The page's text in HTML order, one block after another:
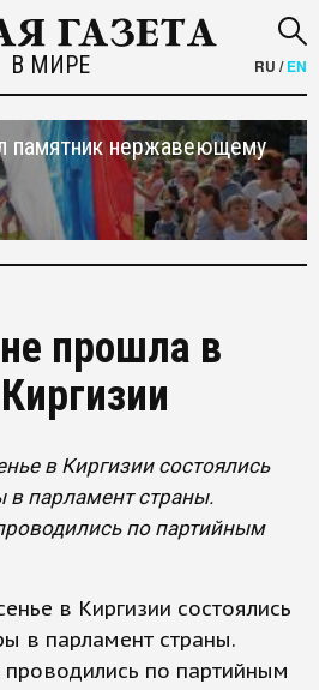
В МИРЕ RU /EN
памятник нержавеющему
прошла в
в Киргизии состоялись
парламент страны.
по партийным
в Киргизии состоялись
в парламент страны.
по партийным